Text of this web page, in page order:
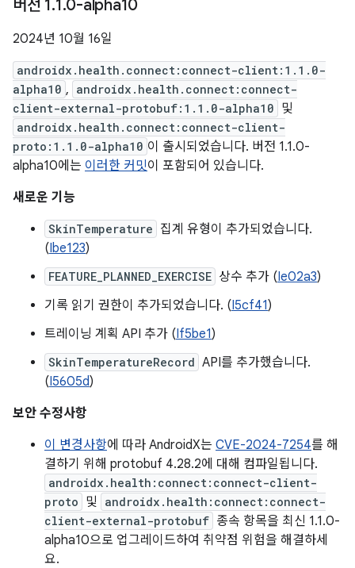
버전 1.1.0-alpha10
2024년 10월 16일
androidx.health.connect:connect-client:1.1.0-
alpha10 , androidx.health.connect:connect-
client-external-protobuf:1.1.0-alpha10 및
androidx.health.connect:connect-client-
proto:1.1.0-alpha10 이 출시되었습니다. 버전 1.1.0-
alpha10에는 이러한 커밋이 포함되어 있습니다.
새로운 기능
SkinTemperature 집계 유형이 추가되었습니다.
(Ibe123)
FEATURE_PLANNED_EXERCISE 상수 추가 (Ie02a3)
기록 읽기 권한이 추가되었습니다. (I5cf41)
트레이닝 계획 API 추가 (If5be1)
SkinTemperatureRecord API를 추가했습니다.
(I5605d)
보안 수정사항
이 변경사항에 따라 AndroidX는 CVE-2024-7254를 해
결하기 위해 protobuf 4.28.2에 대해 컴파일됩니다.
androidx.health:connect:connect-client-
proto 및 androidx.health:connect:connect-
client-external-protobuf 종속 항목을 최신 1.1.0-
alpha10으로 업그레이드하여 취약점 위험을 해결하세
요.